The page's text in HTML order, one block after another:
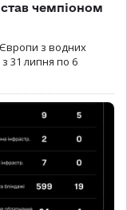
чемпіоном
з водних
31 липня по 6